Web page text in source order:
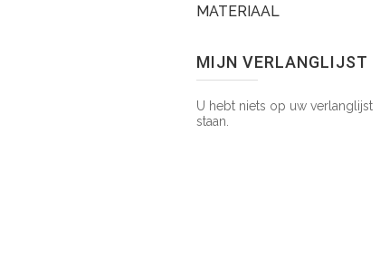
MATERIAAL
MIJN VERLANGLIJST
U hebt niets op uw verlanglijst
staan.